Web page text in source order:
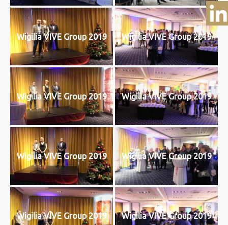
Wigilia VIVE Group 2019 Wigilia VIVE Group 2019
Wigilia VIVE Group 2019 Wigilia VIVE Group 2019
Wigilia VIVE Group 2019 Wigilia VIVE Group 2019
Wigilia VIVE Group 2019 Wigilia VIVE Group 2019